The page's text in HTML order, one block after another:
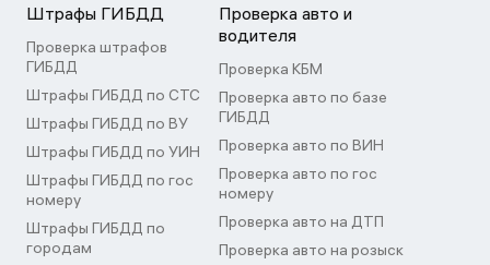
Штрафы ГИБДД
Проверка штрафов
ГИБДД
Штрафы ГИБДД по СТС
Штрафы ГИБДД по ВУ
Штрафы ГИБДД по УИН
Штрафы ГИБДД по гос
номеру
Штрафы ГИБДД по
городам
Проверка авто и
водителя
Проверка КБМ
Проверка авто по базе
ГИБДД
Проверка авто по ВИН
Проверка авто по гос
номеру
Проверка авто на ДТП
Проверка авто на розыск